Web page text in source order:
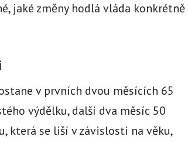
jaké změny hodlá vláda konkrétně
v prvních dvou měsících 65
výdělku, další dva měsíc 50
která se liší v závislosti na věku,